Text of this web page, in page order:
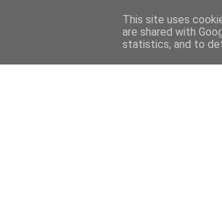
This site uses
are shared with
statistics, and to